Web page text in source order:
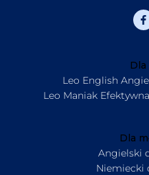
Dla
Leo English
Leo Maniak
Dla
Angielski
Niemiecki